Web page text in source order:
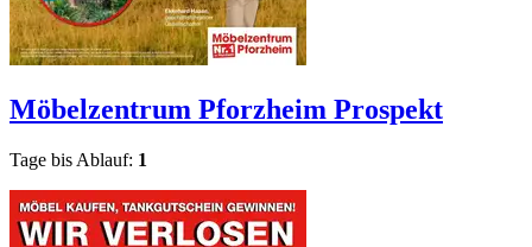
Möbelzentrum Pforzheim Prospekt
Tage bis Ablauf: 1